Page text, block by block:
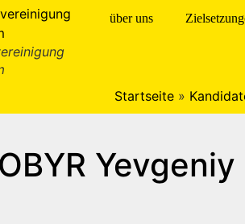
über uns
Startseite »
Yevgeniy